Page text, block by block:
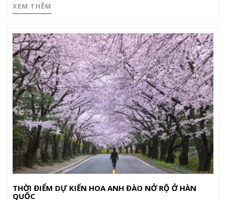
XEM THÊM
THỜI ĐIỂM DỰ KIẾN HOA ANH ĐÀO NỞ RỘ Ở HÀN
QUỐC